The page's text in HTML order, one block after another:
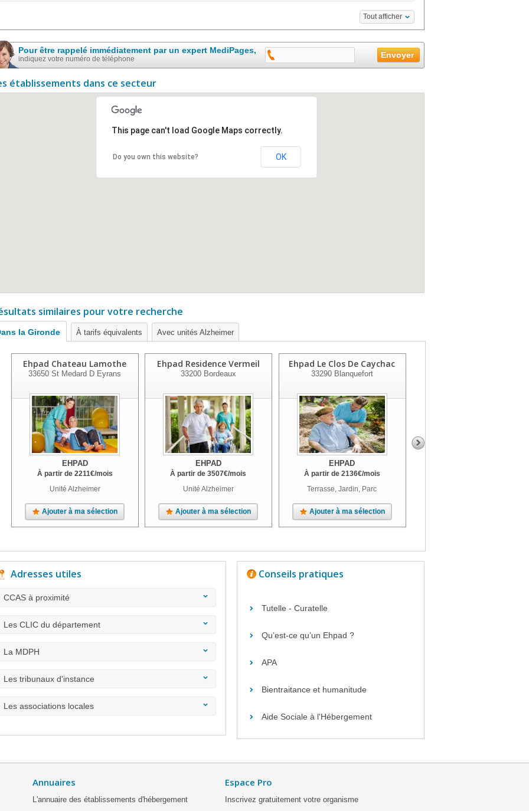
Tout afficher
Pour être rappelé immédiatement par un expert MediPages,
indiquez votre numéro de téléphone
établissements dans ce secteur
This page can't load Google Maps correctly.
Do you own this website? OK
similaires pour votre recherche
la Gironde À tarifs équivalents Avec unités Alzheimer
Ehpad Chateau Lamothe
33650 St Medard D Eyrans
EHPAD
À partir de 2211€/mois
Unité Alzheimer
Ajouter à ma sélection
Ehpad Residence Vermeil
33200Bordeaux
EHPAD
À partir de3507€/mois
Unité Alzheimer
Ajouter à ma sélection
Ehpad Le Clos De Caychac
33290Blanquefort
EHPAD
À partir de 2136€/mois
Terrasse, Jardin, Parc
Ajouter à ma sélection
Adresses utiles
CCAS à proximité
Les CLIC du département
La MDPH
Les tribunaux d'instance
Les associations locales
Conseils pratiques
Tutelle - Curatelle
Qu’est-ce qu’un Ehpad ?
APA
Bientraitance et humanitude
Aide Sociale à l'Hébergement
Annuaires
L'annuaire des établissements d'hébergement
Espace Pro
Inscrivez gratuitement votre organisme